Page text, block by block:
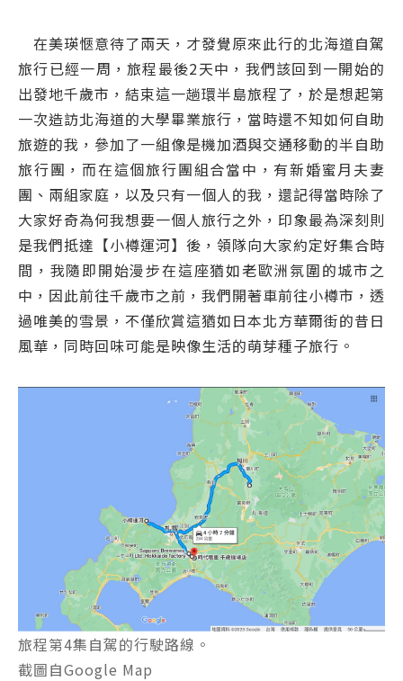
在美瑛愜意待了兩天，才發覺原來此行的北海道自駕
旅行已經一周，旅程最後2天中，我們該回到一開始的
出發地千歲市，結束這一趟環半島旅程了，於是想起第
一次造訪北海道的大學畢業旅行，當時還不知如何自助
旅遊的我，參加了一組像是機加酒與交通移動的半自助
旅行團，而在這個旅行團組合當中，有新婚蜜月夫妻
團、兩組家庭，以及只有一個人的我，還記得當時除了
大家好奇為何我想要一個人旅行之外，印象最為深刻則
是我們抵達【小樽運河】後，領隊向大家約定好集合時
間，我隨即開始漫步在這座猶如老歐洲氛圍的城市之
中，因此前往千歲市之前，我們開著車前往小樽市，透
過唯美的雪景，不僅欣賞這猶如日本北方華爾街的昔日
風華，同時回味可能是映像生活的萌芽種子旅行。
旅程第4集自駕的行駛路線。
截圖自Google Map